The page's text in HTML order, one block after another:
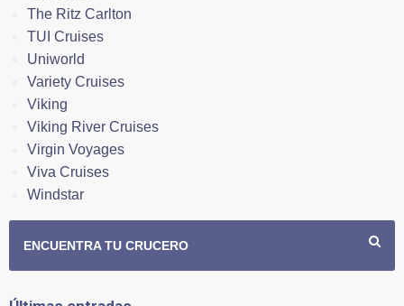
The Ritz Carlton
TUI Cruises
Uniworld
Variety Cruises
Viking
Viking River Cruises
Virgin Voyages
Viva Cruises
Windstar
ENCUENTRA TU CRUCERO